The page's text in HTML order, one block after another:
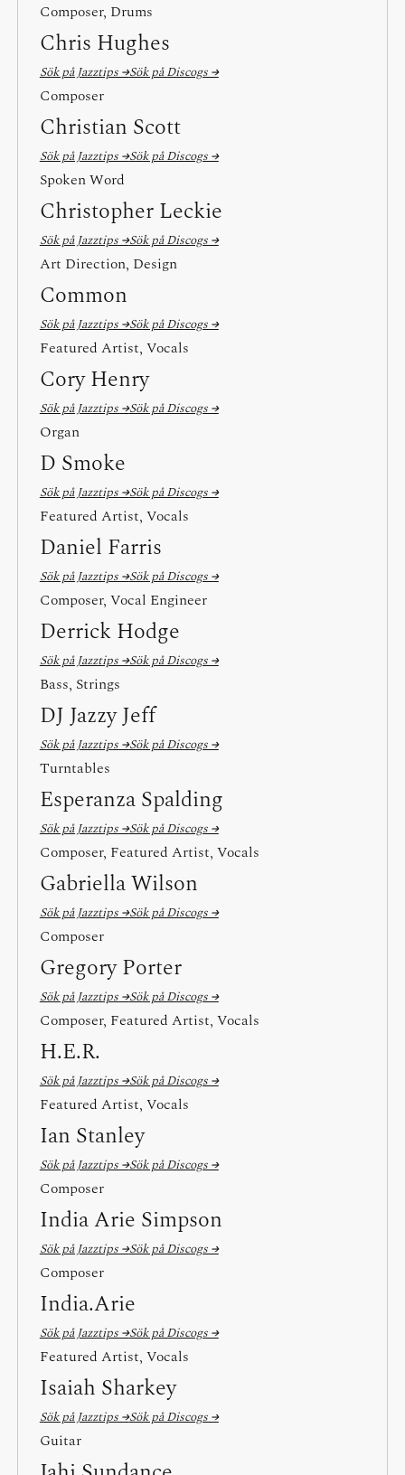
Composer, Drums
Chris Hughes
Sök på Jazztips →Sök på Discogs →
Composer
Christian Scott
Sök på Jazztips →Sök på Discogs →
Spoken Word
Christopher Leckie
Sök på Jazztips →Sök på Discogs →
Art Direction, Design
Common
Sök på Jazztips →Sök på Discogs →
Featured Artist, Vocals
Cory Henry
Sök på Jazztips →Sök på Discogs →
Organ
D Smoke
Sök på Jazztips →Sök på Discogs →
Featured Artist, Vocals
Daniel Farris
Sök på Jazztips →Sök på Discogs →
Composer, Vocal Engineer
Derrick Hodge
Sök på Jazztips →Sök på Discogs →
Bass, Strings
DJ Jazzy Jeff
Sök på Jazztips →Sök på Discogs →
Turntables
Esperanza Spalding
Sök på Jazztips →Sök på Discogs →
Composer, Featured Artist, Vocals
Gabriella Wilson
Sök på Jazztips →Sök på Discogs →
Composer
Gregory Porter
Sök på Jazztips →Sök på Discogs →
Composer, Featured Artist, Vocals
H.E.R.
Sök på Jazztips →Sök på Discogs →
Featured Artist, Vocals
Ian Stanley
Sök på Jazztips →Sök på Discogs →
Composer
India Arie Simpson
Sök på Jazztips →Sök på Discogs →
Composer
India.Arie
Sök på Jazztips →Sök på Discogs →
Featured Artist, Vocals
Isaiah Sharkey
Sök på Jazztips →Sök på Discogs →
Guitar